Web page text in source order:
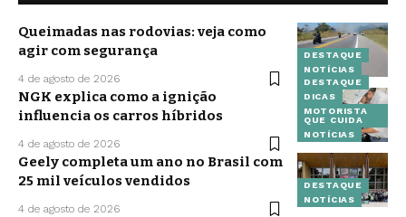
DESTAQUE
NOTÍCIAS
Queimadas nas rodovias: veja como
agir com segurança
4 de agosto de 2026
DESTAQUE
DICAS
MOTORISTA
QUE CUIDA
NOTÍCIAS
NGK explica como a ignição
influencia os carros híbridos
4 de agosto de 2026
DESTAQUE
NOTÍCIAS
Geely completa um ano no Brasil com
25 mil veículos vendidos
4 de agosto de 2026